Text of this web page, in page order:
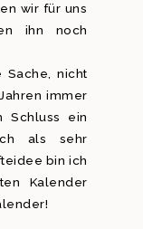
wir für uns
ihn noch
nicht
immer
Schluss ein
als sehr
bin ich
Kalender